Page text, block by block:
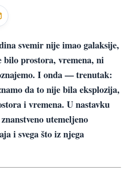
svemir nije imao galaksije,
bilo prostora, vremena, ni
I onda — trenutak:
da to nije bila eksplozija,
i vremena. U nastavku
utemeljeno
i svega što iz njega